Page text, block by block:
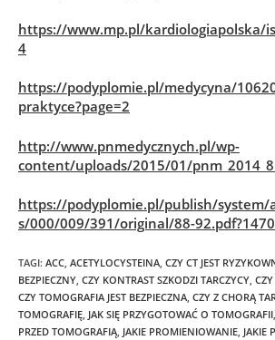
https://www.mp.pl/kardiologiapolska/
4
https://podyplomie.pl/medycyna/
praktyce?page=2
http://www.pnmedycznych.pl/wp-
content/uploads/2015/01/
https://podyplomie.pl/publish/system/
s/000/009/391/original/88-
TAGI: ACC ACETYLOCYSTEINA CZY CT JEST
BEZPIECZNY CZY KONTRAST SZKODZI TARCZYCY
CZY TOMOGRAFIA JEST BEZPIECZNA CZY Z CHORĄ
TOMOGRAFIĘ JAK SIĘ PRZYGOTOWAĆ O TOMOGRAFII
PRZED TOMOGRAFIĄ JAKIE PROMIENIOWANIE JAKIE